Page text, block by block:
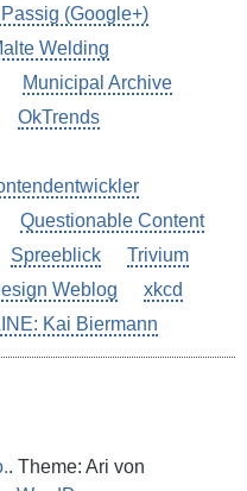
(Google+)
Welding
Municipal Archive
OkTrends
Questionable Content
Spreeblick
Trivium
Weblog
xkcd
Kai Biermann
. Theme: Ari von